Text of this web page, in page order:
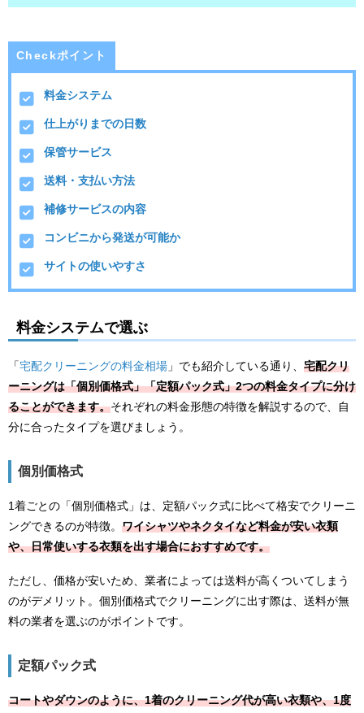
Checkポイント
料金システム
仕上がりまでの日数
保管サービス
送料・支払い方法
補修サービスの内容
コンビニから発送が可能か
サイトの使いやすさ
料金システムで選ぶ
「宅配クリーニングの料金相場 」でも紹介している通り、 宅配クリ
ーニングは「個別価格式」「定額パック式」2つの料金タイプに分け
ることができます。それぞれの料金形態の特徴を解説するので、自
分に合ったタイプを選びましょう。
個別価格式
1着ごとの「個別価格式」は、定額パック式に比べて格安でクリーニ
ングできるのが特徴。 ワイシャツやネクタイなど料金が安い衣類
や、日常使いする衣類を出す場合におすすめです。
ただし、価格が安いため、業者によっては送料が高くついてしまう
のがデメリット。個別価格式でクリーニングに出す際は、送料が無
料の業者を選ぶのがポイントです。
定額パック式
コートやダウンのように、1着のクリーニング代が高い衣類や、1度